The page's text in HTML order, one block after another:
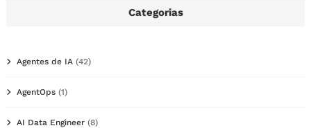
Categorias
Agentes de IA (42)
AgentOps (1)
AI Data Engineer (8)